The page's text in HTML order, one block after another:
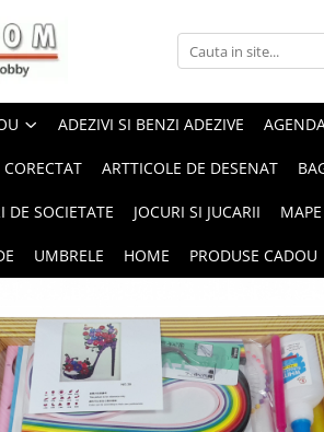
ADEZIVI SI BENZI ADEZIVE
ARTTICOLE DE DESENAT
DE SOCIETATE JOCURI SI JUCARII
UMBRELE HOME PRODUSE CADOU